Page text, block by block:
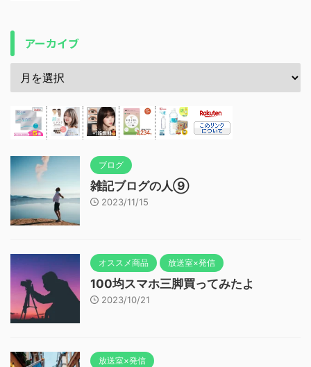
アーカイブ
ブログ
雑記ブログの人⑨
2023/11/15
オススメ商品 放送室×発信
100均スマホ三脚買ってみたよ
2023/10/21
放送室×発信